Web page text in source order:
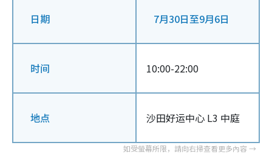
日期 7月30日至9月6日
时间 10:00-22:00
地点 沙田好运中心 L3 中庭